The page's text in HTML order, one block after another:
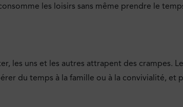
les loisirs sans même prendre le
les uns et les autres attrapent des crampes.
du temps à la famille ou à la convivialité, et